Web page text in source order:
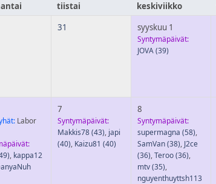
tiistai keskiviikko
31 syyskuu 1
Syntymäpäivät:
JOVA(39)
Labor
, kappa12
7
Syntymäpäivät:
Makkis78(43), japi
(40), Kaizu81 (40)
8
Syntymäpäivät:
supermagna (58),
SamVan(38), J2ce
(36),Teroo(36),
mtv(35),
nguyenthuyttsh113